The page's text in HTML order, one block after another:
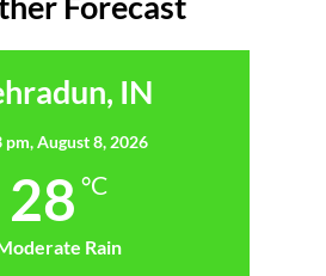
IN
pm,August 8, 2026
28 °C
Rain